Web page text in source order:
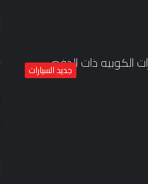
جديد السيارات